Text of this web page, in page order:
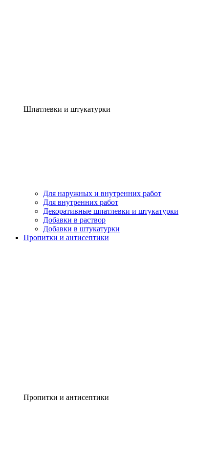
Шпатлевки и штукатурки
Для наружных и внутренних работ
Для внутренних работ
Декоративные шпатлевки и штукатурки
Добавки в раствор
Добавки в штукатурки
Пропитки и антисептики
Пропитки и антисептики